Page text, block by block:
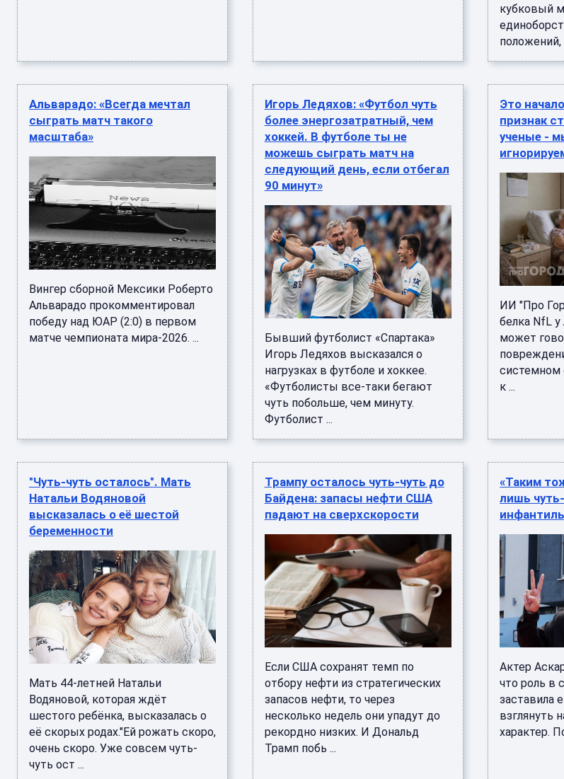
кубковый
положений,
Альварадо: «Всегда мечтал
сыграть матч такого
масштаба»
Вингер сборной Мексики Роберто
Альварадо прокомментировал
победу над ЮАР (2:0) в первом
матче чемпионата мира-2026. ...
Игорь Ледяхов: «Футбол чуть
более энергозатратный, чем
хоккей. В футболе ты не
можешь сыграть матч на
следующий день, если отбегал
90 минут»
Бывший футболист «Спартака»
Игорь Ледяхов высказался о
нагрузках в футболе и хоккее.
«Футболисты все-таки бегают
чуть побольше, чем минуту.
Футболист ...
Это
признак
ученые -
ИИ "Про
белка NfL
может
системном
к ...
"Чуть-чуть осталось". Мать
Натальи Водяновой
высказалась о её шестой
беременности
Мать 44-летней Натальи
Водяновой, которая ждёт
шестого ребёнка, высказалась о
её скорых родах."Ей рожать скоро,
очень скоро. Уже совсем чуть-
чуть ост ...
Трампу осталось чуть-чуть до
Байдена: запасы нефти США
падают на сверхскорости
Если США сохранят темп по
отбору нефти из стратегических
запасов нефти, то через
несколько недель они упадут до
рекордно низких. И Дональд
Трамп побь ...
«Таким
лишь
Актер
что роль в
заставила
взглянуть
характер.